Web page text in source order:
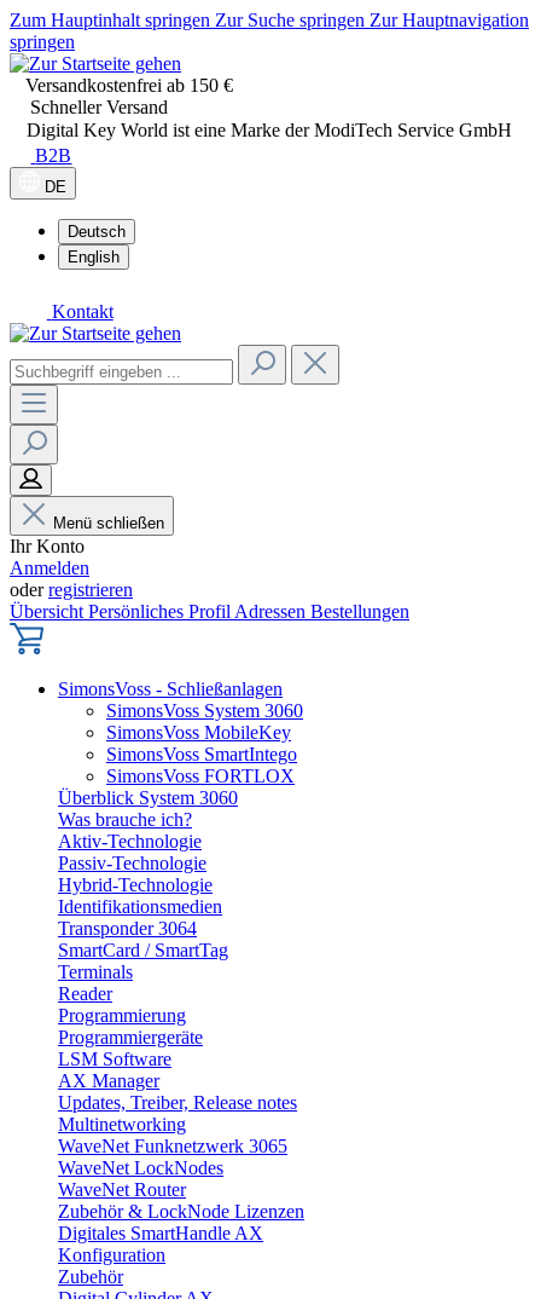
Zum Hauptinhalt springen Zur Suche springen Zur Hauptnavigation
springen
Versandkostenfrei ab 150 €
Schneller Versand
Digital Key World ist eine Marke der ModiTech Service GmbH
B2B
DE
Deutsch
English
Kontakt
Menü schließen
Ihr Konto
Anmelden
oderregistrieren
Übersicht Persönliches Profil Adressen Bestellungen
SimonsVoss - Schließanlagen
SimonsVoss System 3060
SimonsVoss MobileKey
SimonsVoss SmartIntego
SimonsVoss FORTLOX
Überblick System 3060
Was brauche ich?
Aktiv-Technologie
Passiv-Technologie
Hybrid-Technologie
Identifikationsmedien
Transponder 3064
SmartCard / SmartTag
Terminals
Reader
Programmierung
Programmiergeräte
LSM Software
AX Manager
Updates, Treiber, Release notes
Multinetworking
WaveNet Funknetzwerk 3065
WaveNet LockNodes
WaveNet Router
Zubehör & LockNode Lizenzen
Digitales SmartHandle AX
Konfiguration
Zubehör